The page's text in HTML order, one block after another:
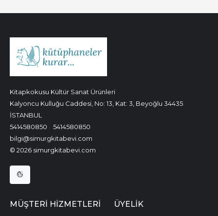
Kitapkokusu Kültür Sanat Ürünleri
Kalyoncu Kulluğu Caddesi, No: 13, Kat: 3, Beyoğlu 34435
İSTANBUL
5414580850
5414580850
bilgi@simurgkitabevi.com
© 2026 simurgkitabevi.com
MÜŞTERI HIZMETLERI ÜYELIK